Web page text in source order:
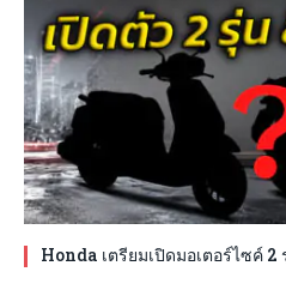
Honda เตรียมเปิดมอเตอร์ไซค์